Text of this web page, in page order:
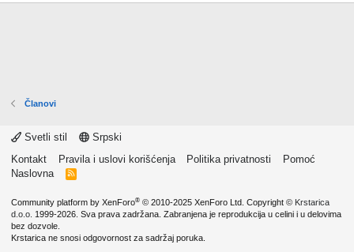
Članovi
Svetli stil
Srpski
Kontakt
Pravila i uslovi korišćenja Politika privatnosti
Pomoć
Naslovna
R
Community platform by XenForo® © 2010-2025 XenForo Ltd. Copyright © Krstarica
d.o.o. 1999-2026. Sva prava zadržana. Zabranjena je reprodukcija u celini i u delovima
bez dozvole.
Krstarica ne snosi odgovornost za sadržaj poruka.